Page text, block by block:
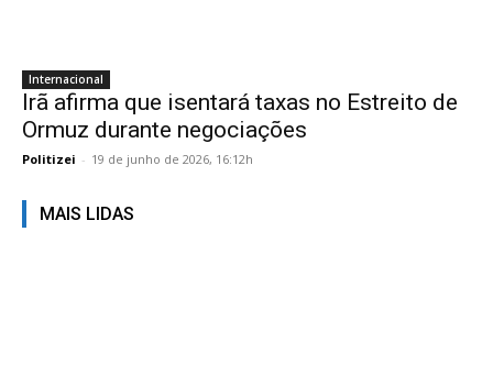
Internacional
Irã afirma que isentará taxas no Estreito de
Ormuz durante negociações
Politizei - 19 de junho de 2026, 16:12h
MAIS LIDAS